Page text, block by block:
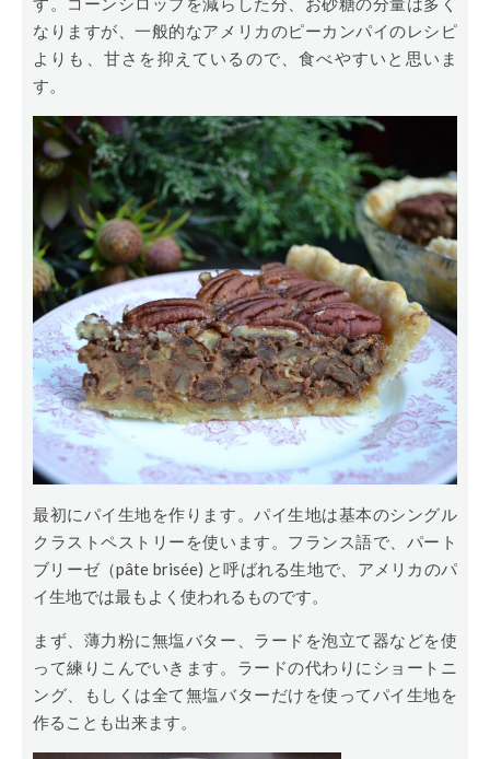
なりますが、一般的なアメリカのピーカンパイのレシピ
よりも、甘さを抑えているので、食べやすいと思いま
す。
最初にパイ生地を作ります。パイ生地は基本のシングル
クラストペストリーを使います。フランス語で、パート
ブリーゼ（pâte brisée) と呼ばれる生地で、アメリカのパ
イ生地では最もよく使われるものです。
まず、薄力粉に無塩バター、ラードを泡立て器などを使
って練りこんでいきます。ラードの代わりにショートニ
ング、もしくは全て無塩バターだけを使ってパイ生地を
作ることも出来ます。